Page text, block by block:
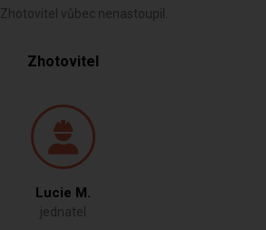
Zhotovitel vůbec nenastoupil.
Zhotovitel
Lucie M.
jednatel